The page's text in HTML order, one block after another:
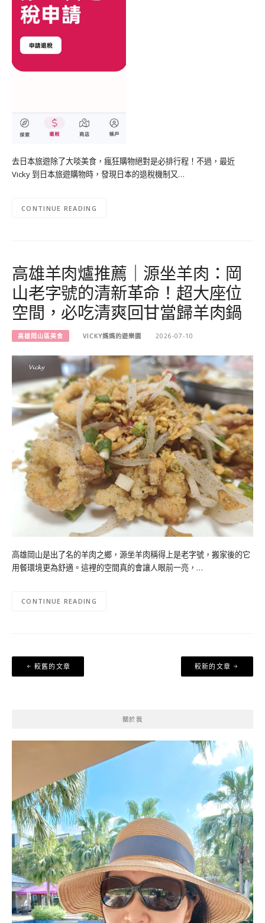
去日本旅遊除了大啖美食，瘋狂購物絕對是必排行程！不過，最近
Vicky 到日本旅遊購物時，發現日本的退稅機制又…
CONTINUE READING
高雄羊肉爐推薦｜源坐羊肉：岡
山老字號的清新革命！超大座位
空間，必吃清爽回甘當歸羊肉鍋
高雄岡山區美食 VICKY媽媽的遊樂園 2026-07-10
高雄岡山是出了名的羊肉之鄉，源坐羊肉稱得上是老字號，搬家後的它
用餐環境更為舒適。這裡的空間真的會讓人眼前一亮，…
CONTINUE READING
文
章
較舊的文章 較新的文章
關於我